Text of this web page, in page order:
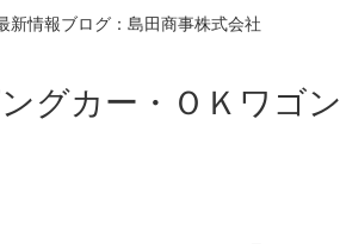
新情報ブログ：島田商事株式会社
グカー・ＯＫワゴン